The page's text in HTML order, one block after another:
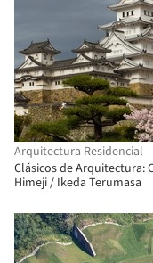
Arquitectura Residencial
Clásicos de Arquitectura:
Himeji / Ikeda Terumasa